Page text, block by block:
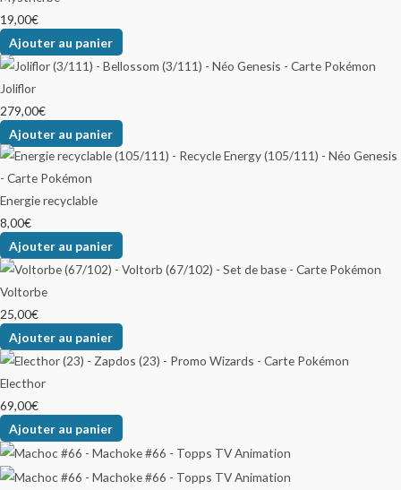
19,00€
Ajouter au panier
Joliflor
279,00€
Ajouter au panier
Energie recyclable
8,00€
Ajouter au panier
Voltorbe
25,00€
Ajouter au panier
Electhor
69,00€
Ajouter au panier